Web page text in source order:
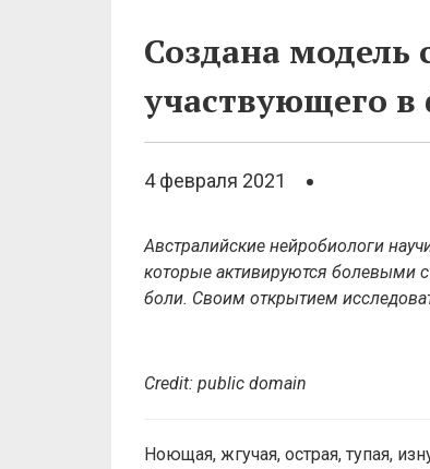
Создана модель
участвующего
4 февраля 2021
Австралийские нейробиологи
которые активируются болевыми
боли. Своим открытием
Credit: public domain
Ноющая, жгучая, острая, тупая,